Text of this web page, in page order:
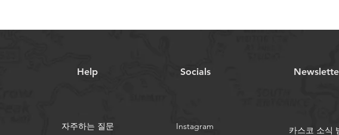
Help Socials
자주하는 질문 Instagram 카스코 ​소식